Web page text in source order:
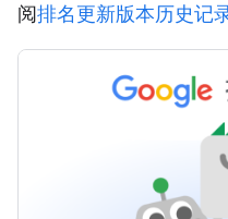
阅排名更新版本历史记